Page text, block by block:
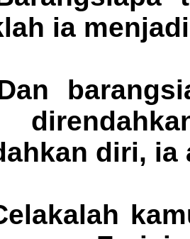
ia
diri,